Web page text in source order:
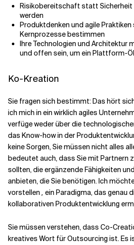
Risikobereitschaft statt Sicherheit
werden
Produktdenken und agile Praktiken
Kernprozesse bestimmen
Ihre Technologien und Architektur
und offen sein, um ein Plattform-
Ko-Kreation
Sie fragen sich bestimmt: Das hört
ich mich in ein wirklich agiles
verfüge weder über die
das Know-how in der
keine Sorgen, Sie müssen nicht alles
bedeutet auch, dass Sie mit Partnern
sollten, die ergänzende Fähigkeiten
anbieten, die Sie benötigen. Ich
vorstellen , ein Paradigma, das genau
kollaborativen Produktentwicklung
Sie müssen verstehen, dass Co-
kreatives Wort für Outsourcing ist. Es